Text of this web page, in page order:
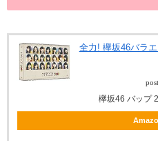
全力! 欅坂46バラ
欅坂46 バップ